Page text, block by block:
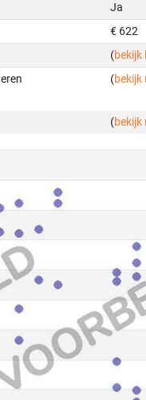
Ja
€ 622
(bekijk
(
(